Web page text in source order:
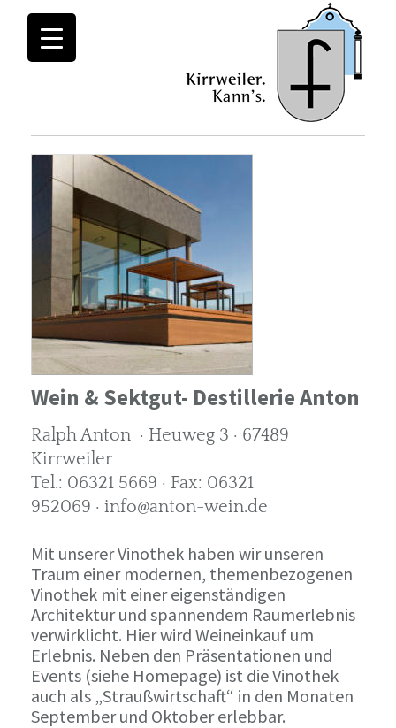
Wein & Sektgut- Destillerie Anton
Ralph Anton · Heuweg 3 · 67489
Kirrweiler
Tel.: 06321 5669 · Fax: 06321
952069 · info@anton-wein.de
Mit unserer Vinothek haben wir unseren
Traum einer modernen, themenbezogenen
Vinothek mit einer eigenständigen
Architektur und spannendem Raumerlebnis
verwirklicht. Hier wird Weineinkauf um
Erlebnis. Neben den Präsentationen und
Events (siehe Homepage) ist die Vinothek
auch als „Straußwirtschaft“ in den Monaten
September und Oktober erlebbar.